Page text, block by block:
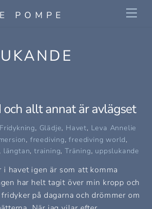
POMPE
och allt annat är avlägset
Fridykning, Glädje, Havet, Leva Annelie
, freediving,freediving world,
, längtan,training,Träning, uppslukande
havet igen är som att komma
har helt tagit över min kropp och
på dagarna och drömmer om